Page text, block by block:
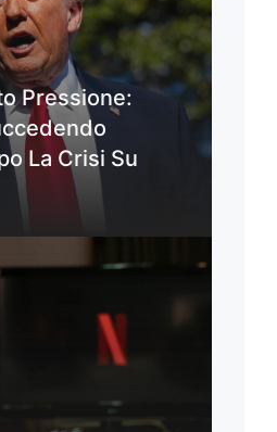
Pressione:
La Crisi Su